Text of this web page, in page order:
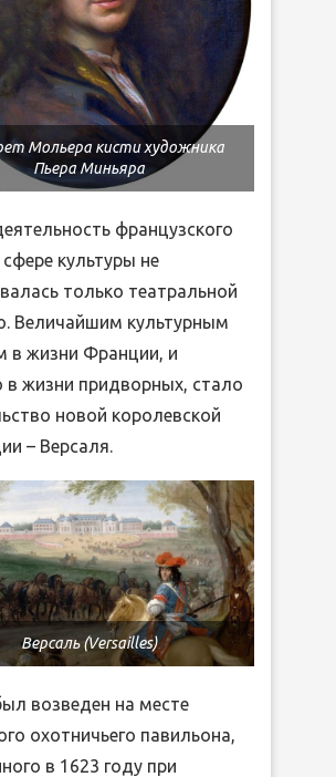
Мольера кисти художника
Пьера Миньяра
французского
культуры не
только театральной
Величайшим культурным
в жизни Франции, и
в жизни придворных, стало
новой королевской
– Версаля.
Версаль (Versailles)
возведен на месте
охотничьего павильона,
в 1623 году при